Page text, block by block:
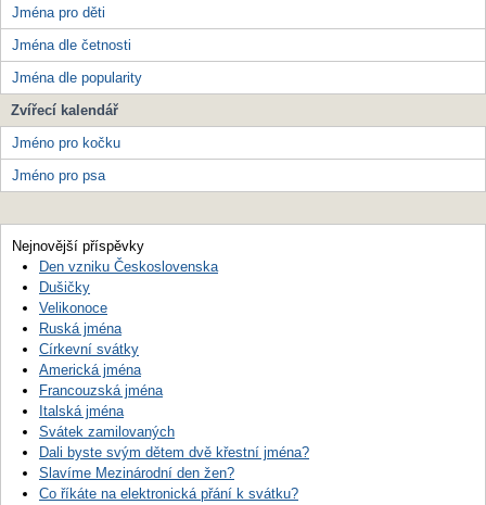
Jména pro děti
Jména dle četnosti
Jména dle popularity
Zvířecí kalendář
Jméno pro kočku
Jméno pro psa
Nejnovější příspěvky
Den vzniku Československa
Dušičky
Velikonoce
Ruská jména
Církevní svátky
Americká jména
Francouzská jména
Italská jména
Svátek zamilovaných
Dali byste svým dětem dvě křestní jména?
Slavíme Mezinárodní den žen?
Co říkáte na elektronická přání k svátku?